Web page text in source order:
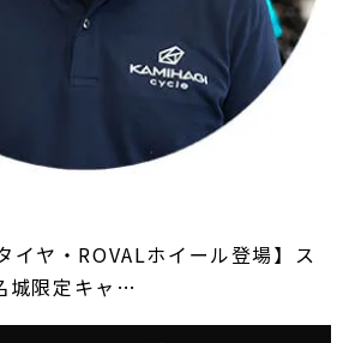
イヤ・ROVALホイール登場】ス
城限定キャ…